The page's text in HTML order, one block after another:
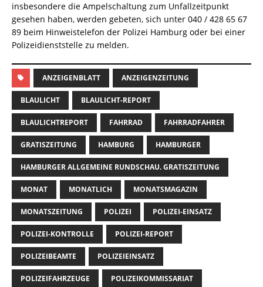
insbesondere die Ampelschaltung zum Unfallzeitpunkt
gesehen haben, werden gebeten, sich unter 040 / 428 65 67
89 beim Hinweistelefon der Polizei Hamburg oder bei einer
Polizeidienststelle zu melden.
ANZEIGENBLATT ANZEIGENZEITUNG
BLAULICHT BLAULICHT-REPORT
BLAULICHTREPORT FAHRRAD FAHRRADFAHRER
GRATISZEITUNG HAMBURG HAMBURGER
HAMBURGER ALLGEMEINE RUNDSCHAU. GRATISZEITUNG
MONAT MONATLICH MONATSMAGAZIN
MONATSZEITUNG POLIZEI POLIZEI-EINSATZ
POLIZEI-KONTROLLE POLIZEI-REPORT
POLIZEIBEAMTE POLIZEIEINSATZ
POLIZEIFAHRZEUGE POLIZEIKOMMISSARIAT